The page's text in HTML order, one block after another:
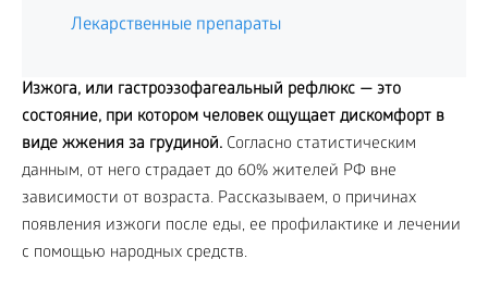
Лекарственные препараты
Изжога, или гастроэзофагеальный рефлюкс — это
состояние, при котором человек ощущает дискомфорт в
виде жжения за грудиной. Согласно статистическим
данным, от него страдает до 60% жителей РФ вне
зависимости от возраста. Рассказываем, о причинах
появления изжоги после еды, ее профилактике и лечении
с помощью народных средств.